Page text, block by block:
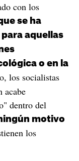
con los
se ha
aquellas
o en la
los socialistas
acabe
dentro del
motivo
los